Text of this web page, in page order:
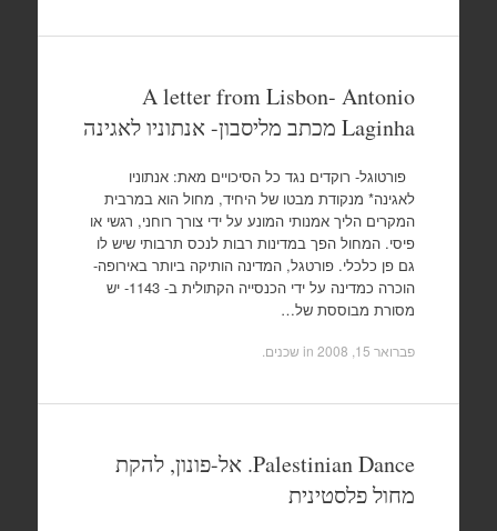
A letter from Lisbon- Antonio
Laginha מכתב מליסבון- אנתוניו לאגינה
פורטוגל- רוקדים נגד כל הסיכויים מאת: אנתוניו
לאגינה* מנקודת מבטו של היחיד, מחול הוא במרבית
המקרים הליך אמנותי המונע על ידי צורך רוחני, רגשי או
פיסי. המחול הפך במדינות רבות לנכס תרבותי שיש לו
גם פן כלכלי. פורטגל, המדינה הותיקה ביותר באירופה-
הוכרה כמדינה על ידי הכנסייה הקתולית ב- 1143- יש
מסורת מבוססת של…
פברואר 15, 2008 in שכנים
Palestinian Dance. אל-פונון, להקת
מחול פלסטינית